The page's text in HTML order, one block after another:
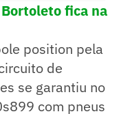
fica na
position pela
de
se garantiu no
com pneus